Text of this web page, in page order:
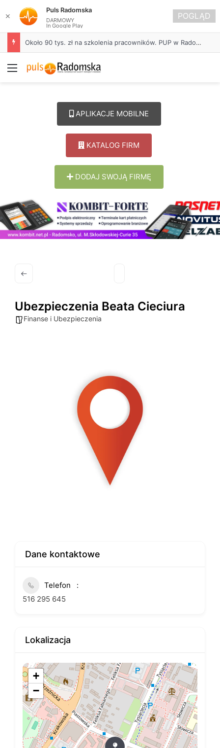
Około 90 tys. zł na szkolenia pracowników. PUP w Radomsku ogłasza nabór wniosków
Menu
APLIKACJE MOBILNE
KATALOG FIRM
DODAJ SWOJĄ FIRMĘ
Ubezpieczenia Beata Cieciura
Finanse i Ubezpieczenia
Dane kontaktowe
Telefon
516 295 645
Lokalizacja
+
−
✕
Puls Radomska
DARMOWY
In Google Play
POGLĄD